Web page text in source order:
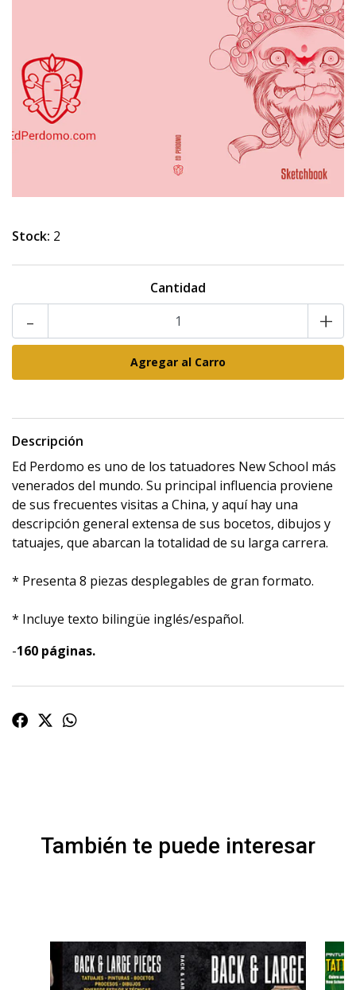
Stock: 2
Cantidad
- +
Descripción
Ed Perdomo es uno de los tatuadores New School más
venerados del mundo. Su principal influencia proviene
de sus frecuentes visitas a China, y aquí hay una
descripción general extensa de sus bocetos, dibujos y
tatuajes, que abarcan la totalidad de su larga carrera.
* Presenta 8 piezas desplegables de gran formato.
* Incluye texto bilingüe inglés/español.
-160 páginas.
También te puede interesar